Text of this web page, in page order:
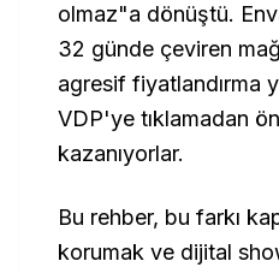
olmaz"a dönüştü.
32 günde çeviren
agresif fiyatlandırma
VDP'ye tıklamadan
kazanıyorlar.
Bu rehber, bu farkı
korumak ve dijital